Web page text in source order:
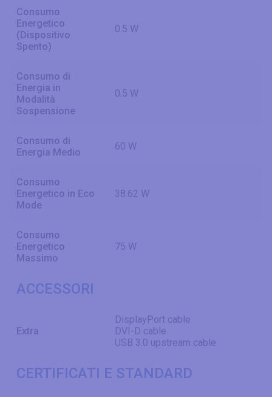
Consumo
Energetico
(Dispositivo
Spento)
0.5 W
Consumo di
Energia in
Modalità
Sospensione
0.5 W
Consumo di
Energia Medio
60 W
Consumo
Energetico in Eco
Mode
38.62 W
Consumo
Energetico
Massimo
75 W
ACCESSORI
Extra
DisplayPort cable
DVI-D cable
USB 3.0 upstream cable
CERTIFICATI E STANDARD